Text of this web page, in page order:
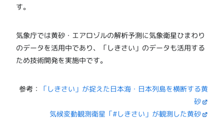
す。
気象庁では黄砂・エアロゾルの解析予測に気象衛星ひまわり
のデータを活用中であり、「しきさい」のデータも活用する
ため技術開発を実施中です。
参考：
「しきさい」が捉えた日本海・日本列島を横断する黄
砂
気候変動観測衛星「#しきさい」が観測した黄砂